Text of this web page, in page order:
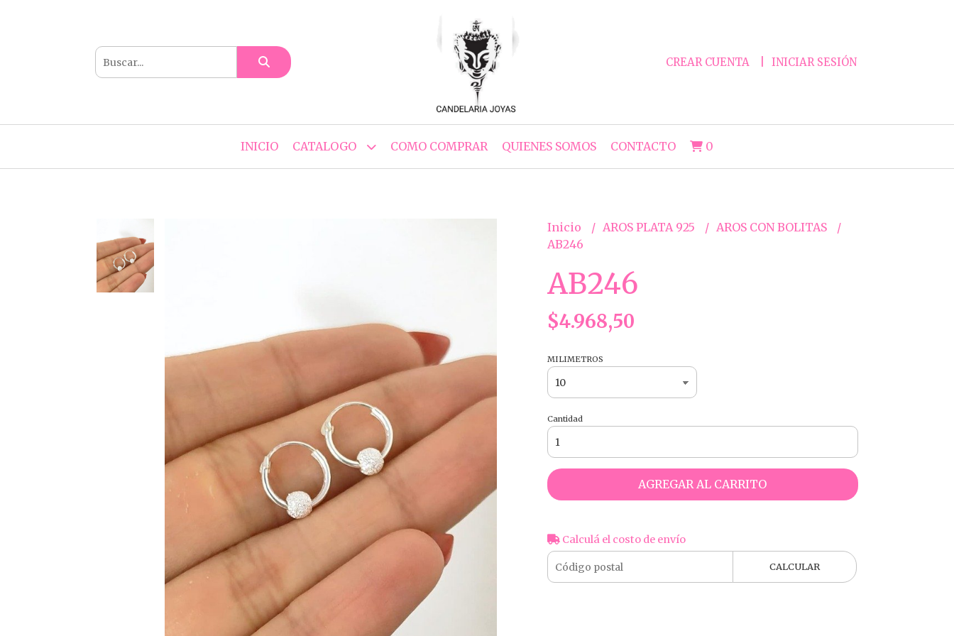
CREAR CUENTA INICIAR SESIÓN
INICIO CATALOGO COMO COMPRAR QUIENES SOMOS CONTACTO 0
Inicio AROS PLATA 925
AROS CON BOLITAS
AB246
AB246
$4.968,50
MILIMETROS
Cantidad
AGREGAR AL CARRITO
Calculá el costo de envío
CALCULAR